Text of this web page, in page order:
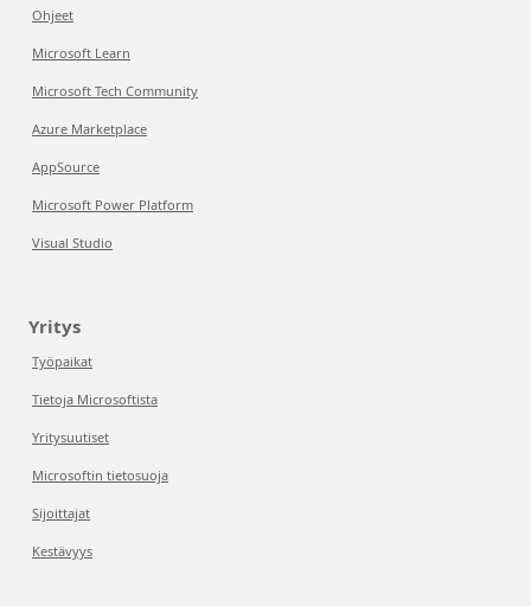
Ohjeet
Microsoft Learn
Microsoft Tech Community
Azure Marketplace
AppSource
Microsoft Power Platform
Visual Studio
Yritys
Työpaikat
Tietoja Microsoftista
Yritysuutiset
Microsoftin tietosuoja
Sijoittajat
Kestävyys